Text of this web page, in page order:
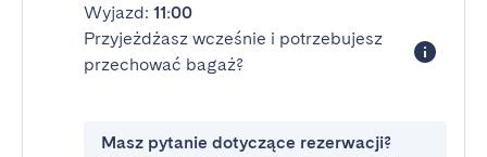
Wyjazd: 11:00
Przyjeżdżasz wcześnie i potrzebujesz
przechować bagaż?
Masz pytanie dotyczące rezerwacji?